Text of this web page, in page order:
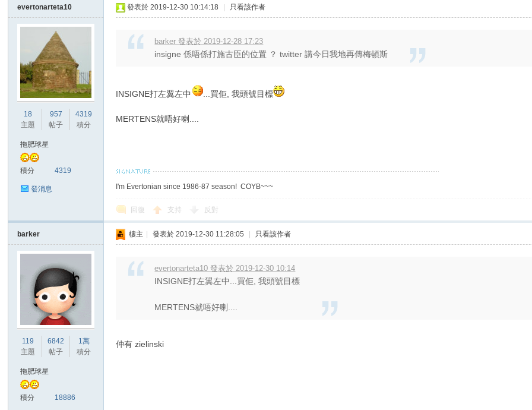
evertonarteta10
18
主題
957
帖子
4319
積分
拖肥球星
積分 4319
發消息
發表於 2019-12-30 10:14:18 只看該作者
barker 發表於 2019-12-28 17:23
insigne 係唔係打施古臣的位置 ？ twitter 講今日我地再傳梅頓斯
INSIGNE打左翼左中 ...買佢, 我頭號目標
MERTENS就唔好喇....
I'm Evertonian since 1986-87 season! COYB~~~
回復 支持 反對
barker
119
主題
6842
帖子
1萬
積分
拖肥球星
積分 18886
樓主 發表於 2019-12-30 11:28:05 只看該作者
evertonarteta10 發表於 2019-12-30 10:14
INSIGNE打左翼左中...買佢, 我頭號目標
MERTENS就唔好喇....
仲有 zielinski